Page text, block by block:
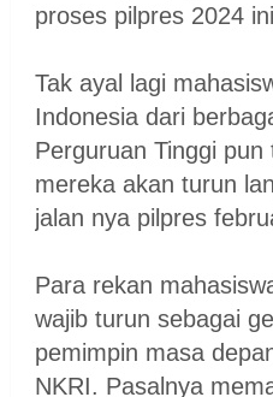
proses pilpres 2024
Tak ayal lagi
Indonesia dari
Perguruan Tinggi
mereka akan turun
jalan nya pilpres
Para rekan
wajib turun sebagai
pemimpin masa
NKRI. Pasalnya